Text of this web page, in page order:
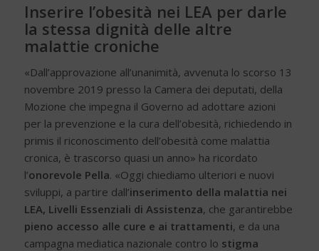
Inserire l’obesità nei LEA per darle
la stessa dignità delle altre
malattie croniche
«Dall’approvazione all’unanimità, avvenuta lo scorso 13
novembre 2019 presso la Camera dei deputati, della
Mozione che impegna il Governo ad adottare azioni
per la prevenzione e la cura dell’obesità, richiedendo in
primis il riconoscimento dell’obesità come malattia
cronica, è trascorso quasi un anno» ha ricordato
l’onorevole Pella. «Oggi chiediamo ulteriori e nuovi
sviluppi, a partire dall’inserimento della malattia nei
LEA, Livelli Essenziali di Assistenza, che garantirebbe
pieno accesso alle cure e ai trattamenti, e da una
campagna mediatica nazionale contro lo stigma